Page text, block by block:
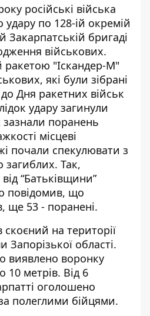
російські війська
удару по 128-ій окремій
Закарпатській бригаді
військових.
ракетою "Іскандер-М"
які були зібрані
до Дня ракетних військ
удару загинули
зазнали поранень
місцеві
почали спекулювати з
Так,
“Батьківщини”
повідомив, що
, ще 53 - поранені.
на території
Запорізької області.
виявлено воронку
10 метрів. Від 6
оголошено
полеглими бійцями.